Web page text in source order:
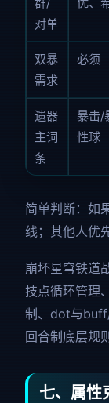
对单
双暴
需求
必须
遗器
主词
条
暴击/
性球
简单判断：如
线；其他人优
崩坏星穹铁道
技点循环管理
制、dot与
回合制底层规则
七、属性